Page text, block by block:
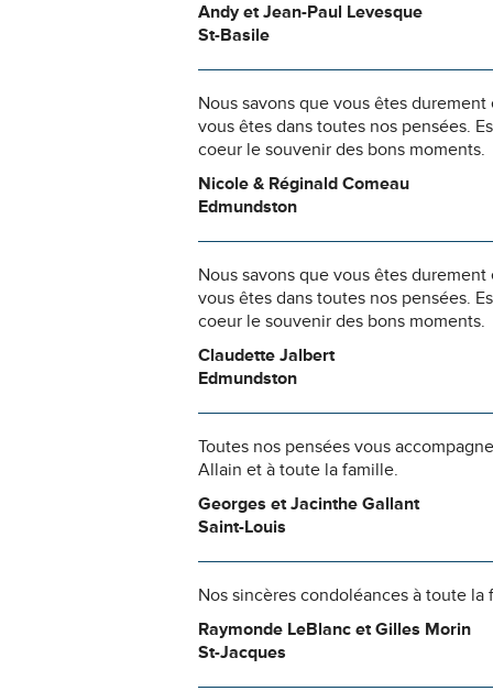
Andy et Jean-Paul Levesque
St-Basile
Nous savons que vous êtes
vous êtes dans toutes nos pensées.
coeur le souvenir des bons moments.
Nicole & Réginald Comeau
Edmundston
Nous savons que vous êtes
vous êtes dans toutes nos pensées.
coeur le souvenir des bons moments.
Claudette Jalbert
Edmundston
Toutes nos pensées vous
Allain et à toute la famille.
Georges et Jacinthe Gallant
Saint-Louis
Nos sincères condoléances à toute la
Raymonde LeBlanc et Gilles Morin
St-Jacques